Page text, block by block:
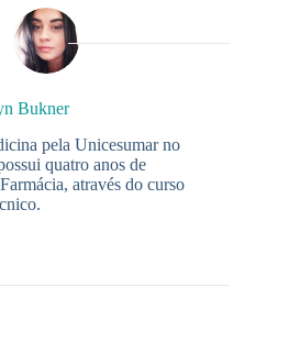
Bukner
pela Unicesumar no
quatro anos de
através do curso